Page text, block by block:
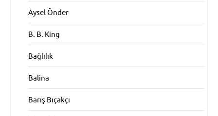
Aysel Önder
B. B. King
Bağlılık
Balina
Barış Bıçakçı